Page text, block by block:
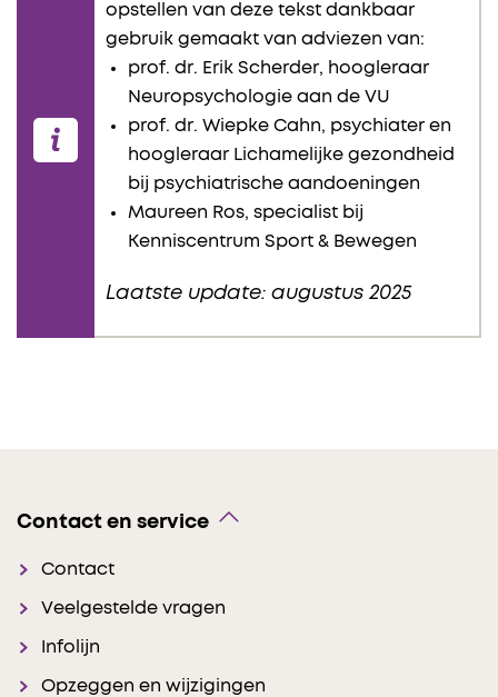
opstellen van deze tekst dankbaar
gebruik gemaakt van adviezen van:
prof. dr. Erik Scherder, hoogleraar
Neuropsychologie aan de VU
prof. dr. Wiepke Cahn, psychiater en
hoogleraar Lichamelijke gezondheid
bij psychiatrische aandoeningen
Maureen Ros, specialist bij
Kenniscentrum Sport & Bewegen
Laatste update: augustus 2025
Contact en service
Contact
Veelgestelde vragen
Infolijn
Opzeggen en wijzigingen